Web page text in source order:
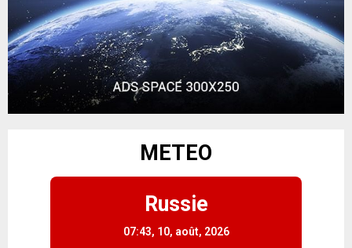
METEO
Russie
07:43, 10, août, 2026